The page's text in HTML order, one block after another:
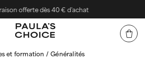
offerte dès 40 € d'achat
et formation Généralités